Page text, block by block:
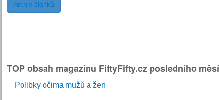
Archiv článků
TOP obsah magazínu FiftyFifty.cz posledního
Polibky očima mužů a žen